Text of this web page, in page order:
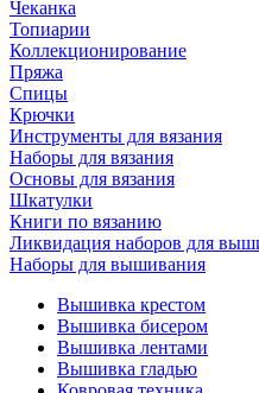
Чеканка
Топиарии
Коллекционирование
Пряжа
Спицы
Крючки
Инструменты для вязания
Наборы для вязания
Основы для вязания
Шкатулки
Книги по вязанию
Ликвидация наборов для
Наборы для вышивания
Вышивка крестом
Вышивка бисером
Вышивка лентами
Вышивка гладью